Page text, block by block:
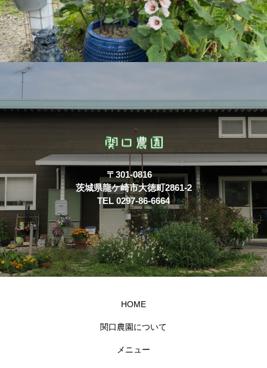
〒301-0816
茨城県龍ケ崎市大徳町2861-2
TEL 0297-86-6664
HOME
関口農園について
メニュー